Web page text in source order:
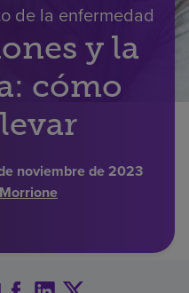
de la enfermedad
y la
cómo
noviembre de 2023